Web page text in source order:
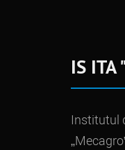
IS ITA
Institutul